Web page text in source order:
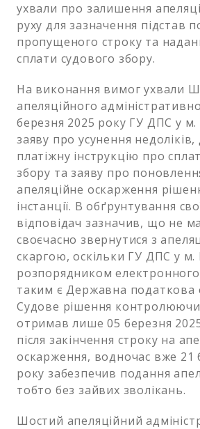
ухвали про залишення
руху для зазначення підстав
пропущеного строку та
сплати судового збору.
На виконання вимог ухвали
апеляційного
березня 2025 року ГУ ДПС у м.
заяву про усунення
платіжну інструкцію про
збору та заяву про
апеляційне оскарження
інстанції. В обґрунтування
відповідач зазначив, що не
своєчасно звернутися з
скаргою, оскільки ГУ ДПС у м.
розпорядником електронного
таким є Державна податкова
Судове рішення
отримав лише 05 березня
після закінчення строку на
оскарження, водночас вже 21
року забезпечив подання
тобто без зайвих зволікань.
Шостий апеляційний